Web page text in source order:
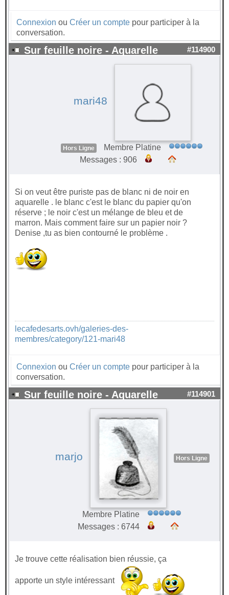
Connexion ou Créer un compte pour participer à la
conversation.
Sur feuille noire - Aquarelle #114900
mari48
Hors Ligne
Membre Platine
Messages : 906
Si on veut être puriste pas de blanc ni de noir en
aquarelle . le blanc c'est le blanc du papier qu'on
réserve ; le noir c'est un mélange de bleu et de
marron. Mais comment faire sur un papier noir ?
Denise ,tu as bien contourné le problème .
lecafedesarts.ovh/galeries-des-
membres/category/121-mari48
Connexion ou Créer un compte pour participer à la
conversation.
Sur feuille noire - Aquarelle #114901
marjo Hors Ligne
Membre Platine
Messages : 6744
Je trouve cette réalisation bien réussie, ça
apporte un style intéressant